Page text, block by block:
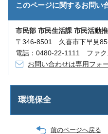
このページに関するお問い
市民部 市民生活課 市民活動
〒346-8501 久喜市下早見85
電話：0480-22-1111 ファ
お問い合わせは専用フォ
環境保全
前のページへ戻る